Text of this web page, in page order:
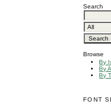
Search
Browse
By
By
By
FONT